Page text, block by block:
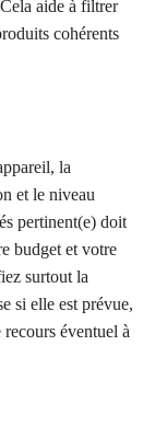
aide à filtrer
cohérents
la
et le niveau
pertinent(e) doit
budget et votre
surtout la
si elle est prévue,
éventuel à